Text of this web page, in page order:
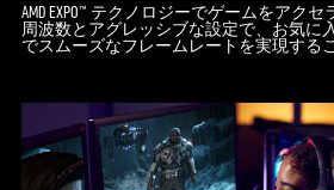
AMD EXPO™ テクノロジーでゲームをアク
周波数とアグレッシブな設定で、お気に
でスムーズなフレームレートを実現する